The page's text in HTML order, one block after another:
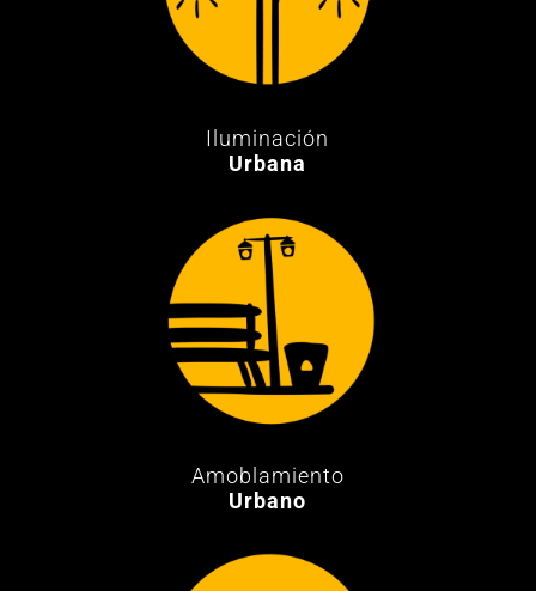
Iluminación
Urbana
Amoblamiento
Urbano